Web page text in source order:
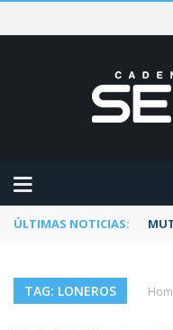
ÚLTIMAS NOTICIAS:
TAG: LONEROS